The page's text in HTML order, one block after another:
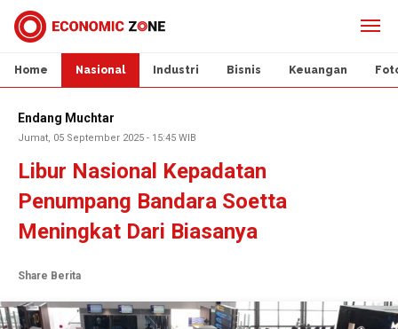
Home Nasional Industri Bisnis Keuangan
Endang Muchtar
Jumat, 05 September 2025 - 15:45 WIB
Libur Nasional Kepadatan
Penumpang Bandara Soetta
Meningkat Dari Biasanya
Share Berita